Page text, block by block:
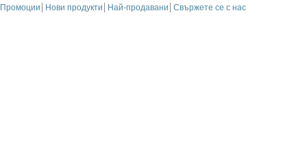
Промоции Нови продукти Най-продавани Свържете се с нас